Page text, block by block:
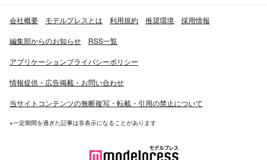
会社概要 モデルプレスとは 利用規約 推奨環境 採用情報
編集部からのお知らせ RSS一覧
アプリケーションプライバシーポリシー
情報提供・広告掲載・お問い合わせ
当サイトコンテンツの無断複写・転載・引用の禁止について
※一定期間を過ぎた記事は非表示になることがあります